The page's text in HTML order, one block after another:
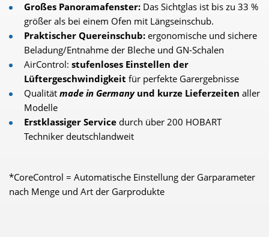
Großes Panoramafenster: Das Sichtglas ist bis zu 33 %
größer als bei einem Ofen mit Längseinschub.
Praktischer Quereinschub: ergonomische und sichere
Beladung/Entnahme der Bleche und GN-Schalen
AirControl: stufenloses Einstellen der
Lüftergeschwindigkeit für perfekte Garergebnisse
Qualität made in Germanyund kurze Lieferzeiten aller
Modelle
Erstklassiger Service durch über 200 HOBART
Techniker deutschlandweit
*CoreControl = Automatische Einstellung der Garparameter
nach Menge und Art der Garprodukte